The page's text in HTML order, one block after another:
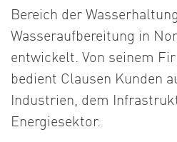
Bereich der
Wasseraufbereitung in
entwickelt. Von seinem
bedient Clausen Kunden
Industrien, dem
Energiesektor.